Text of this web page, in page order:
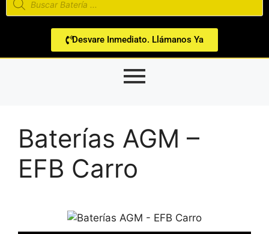
Desvare Inmediato. Llámanos Ya
Baterías AGM –
EFB Carro